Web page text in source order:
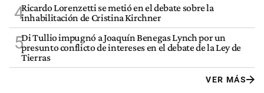
4Ricardo Lorenzetti se metió en el debate sobre la
inhabilitación de Cristina Kirchner
5Di Tullio impugnó a Joaquín Benegas Lynch por un
presunto conflicto de intereses en el debate de la Ley de
Tierras
VER MÁS